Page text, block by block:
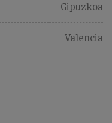
Gipuzkoa
Valencia